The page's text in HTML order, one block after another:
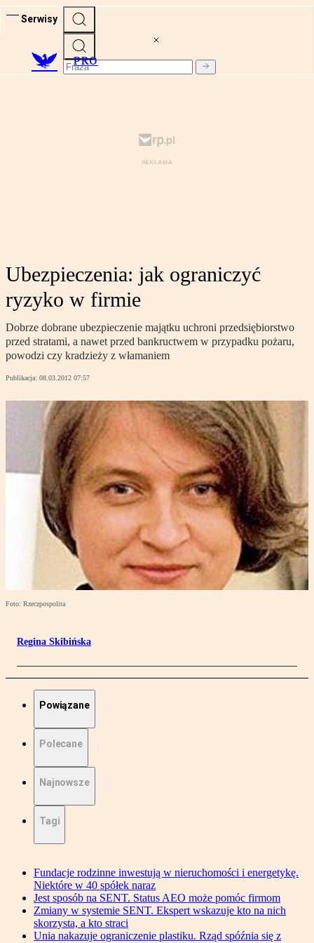
Serwisy
PRO
Ubezpieczenia: jak ograniczyć
ryzyko w firmie
Dobrze dobrane ubezpieczenie majątku uchroni przedsiębiorstwo
przed stratami, a nawet przed bankructwem w przypadku pożaru,
powodzi czy kradzieży z włamaniem
Publikacja: 08.03.2012 07:57
Foto: Rzeczpospolita
Regina Skibińska
Powiązane
Polecane
Najnowsze
Tagi
Fundacje rodzinne inwestują w nieruchomości i energetykę.
Niektóre w 40 spółek naraz
Jest sposób na SENT. Status AEO może pomóc firmom
Zmiany w systemie SENT. Ekspert wskazuje kto na nich
skorzysta, a kto straci
Unia nakazuje ograniczenie plastiku. Rząd spóźnia się z